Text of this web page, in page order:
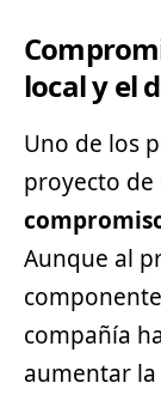
local y el
Uno de los
proyecto de
Aunque al
compañía
aumentar